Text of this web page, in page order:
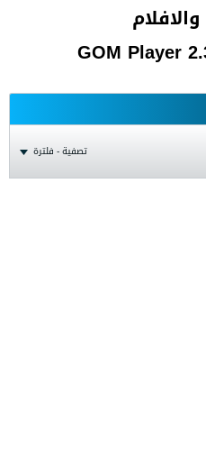
تصفية - فلترة